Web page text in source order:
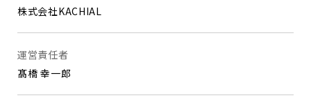
株式会社KACHIAL
運営責任者
髙橋 幸一郎